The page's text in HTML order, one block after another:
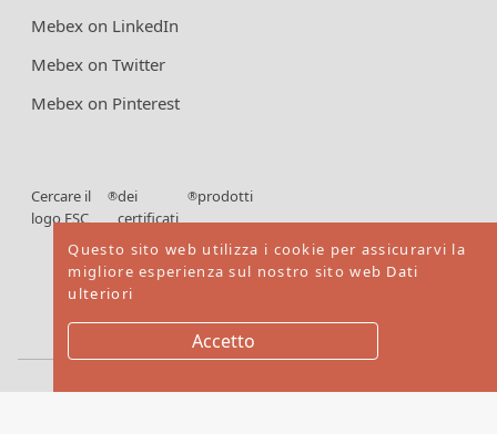
Mebex on LinkedIn
Mebex on Twitter
Mebex on Pinterest
Cercare il
logo FSC
®dei
certificati
FSC
®prodotti
Questo sito web utilizza i cookie per assicurarvi la
migliore esperienza sul nostro sito web Dati
ulteriori
Accetto